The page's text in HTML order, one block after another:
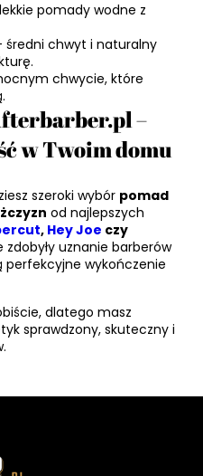
pomady wodne z
średni chwyt i naturalny
chwycie, które
–
w Twoim domu
szeroki wybór pomad
od najlepszych
, Hey Joe czy
zdobyły uznanie barberów
perfekcyjne wykończenie
dlatego masz
sprawdzony, skuteczny i